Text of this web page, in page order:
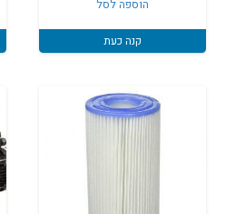
הוספה לסל
קנה כעת